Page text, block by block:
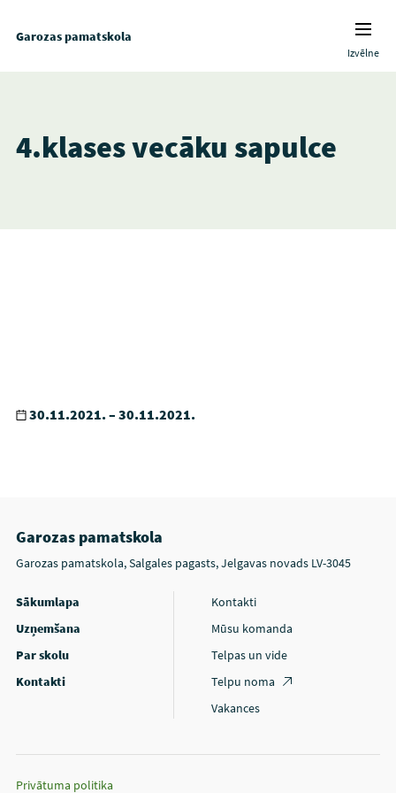
Garozas pamatskola
Izvēlne
4.klases vecāku sapulce
30.11.2021. – 30.11.2021.
Garozas pamatskola
Garozas pamatskola, Salgales pagasts, Jelgavas novads LV-3045
Sākumlapa
Uzņemšana
Par skolu
Kontakti
Kontakti
Mūsu komanda
Telpas un vide
Telpu noma
Vakances
Privātuma politika